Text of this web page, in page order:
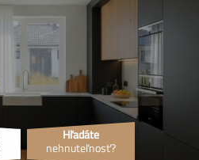
Hľadáte
nehnuteľnosť?